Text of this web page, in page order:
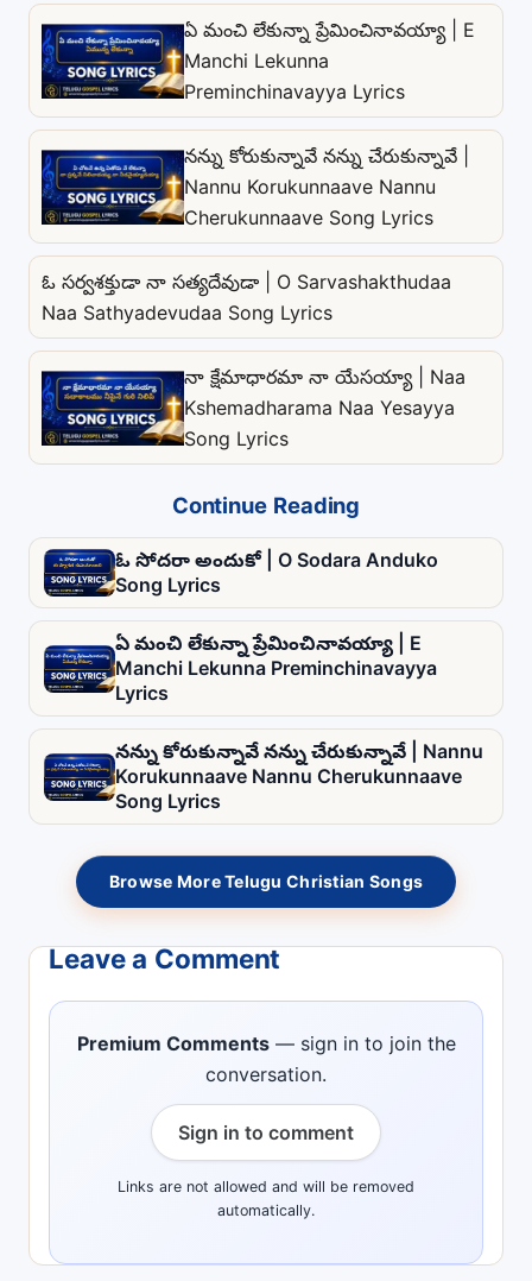
ఏ మంచి లేకున్నా ప్రేమించినావయ్యా | E
Manchi Lekunna
Preminchinavayya Lyrics
నన్ను కోరుకున్నావే నన్ను చేరుకున్నావే |
Nannu Korukunnaave Nannu
Cherukunnaave Song Lyrics
ఓ సర్వశక్తుడా నా సత్యదేవుడా | O Sarvashakthudaa
Naa Sathyadevudaa Song Lyrics
నా క్షేమాధారమా నా యేసయ్యా | Naa
Kshemadharama Naa Yesayya
Song Lyrics
Continue Reading
ఓ సోదరా అందుకో | O Sodara Anduko
Song Lyrics
ఏ మంచి లేకున్నా ప్రేమించినావయ్యా | E
Manchi Lekunna Preminchinavayya
Lyrics
నన్ను కోరుకున్నావే నన్ను చేరుకున్నావే | Nannu
Korukunnaave Nannu Cherukunnaave
Song Lyrics
Browse More Telugu Christian Songs
Leave a Comment
Premium Comments— sign in to join the
conversation.
Sign in to comment
Links are not allowed and will be removed
automatically.